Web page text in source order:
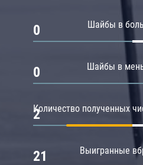
Шайбы в
0
Шайбы в
0
Количество полученных
2
Выигранные
21